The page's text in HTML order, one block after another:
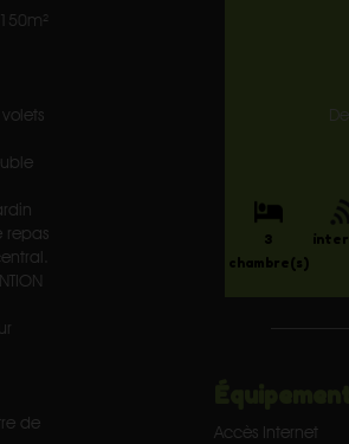
repas
de
De
3
chambre(s)
Accès Internet